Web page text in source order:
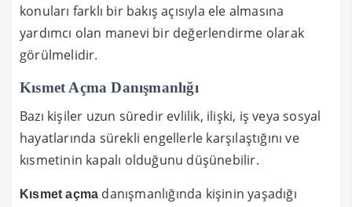
konuları farklı bir bakış açısıyla ele almasına
yardımcı olan manevi bir değerlendirme olarak
görülmelidir.
Kısmet Açma Danışmanlığı
Bazı kişiler uzun süredir evlilik, ilişki, iş veya sosyal
hayatlarında sürekli engellerle karşılaştığını ve
kısmetinin kapalı olduğunu düşünebilir.
Kısmet açma danışmanlığında kişinin yaşadığı